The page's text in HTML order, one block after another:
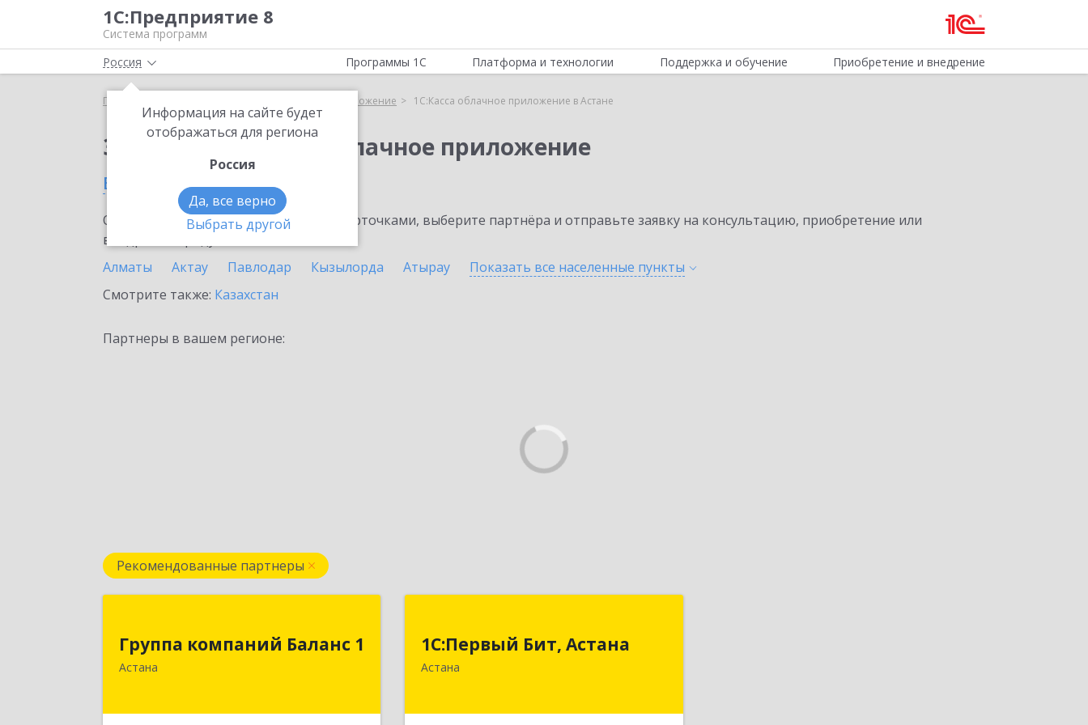
1С:Предприятие 8
Система программ
Россия
Информация на сайте будет
отображаться для региона
Россия
Да, все верно
Выбрать другой
Программы 1С Платформа и технологии Поддержка и обучение Приобретение и внедрение
Главная 1С:Касса облачное приложение 1С:Касса облачное приложение в Астане
Заказать 1С:Касса облачное приложение
в Астане
Ознакомьтесь с информационными карточками, выберите партнёра и отправьте заявку на консультацию, приобретение или
внедрение продукта.
Алматы
Актау Павлодар Кызылорда Атырау Показать все населенные пункты
Смотрите также: Казахстан
Партнеры в вашем регионе:
Рекомендованные партнеры
Группа компаний Баланс 1
Астана
010000 Республика Казахстан, г. Нур-
1С:Первый Бит, Астана
Астана
Республика Казахстан, г. Астана,
район "Байконыр", улица Иманбаева,